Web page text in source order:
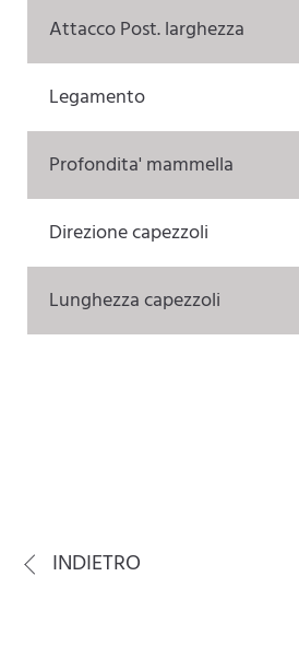
Attacco Post. larghezza
Legamento
Profondita' mammella
Direzione capezzoli
Lunghezza capezzoli
INDIETRO